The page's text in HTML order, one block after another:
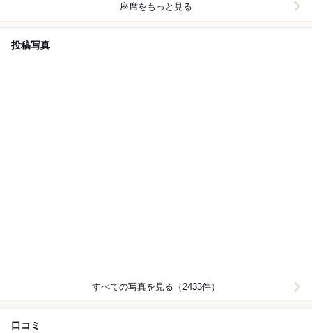
座席をもっと見る
投稿写真
すべての写真を見る（2433件）
口コミ